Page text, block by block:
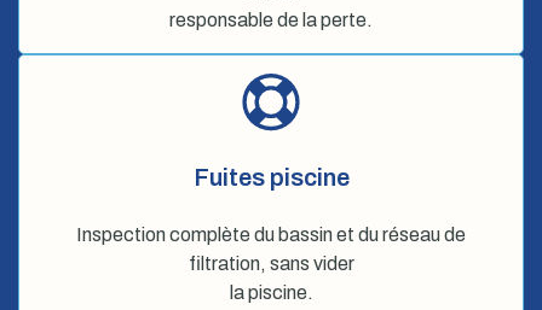
responsable de la perte.
Fuites piscine
Inspection complète du bassin et du réseau de
filtration, sans vider
la piscine.